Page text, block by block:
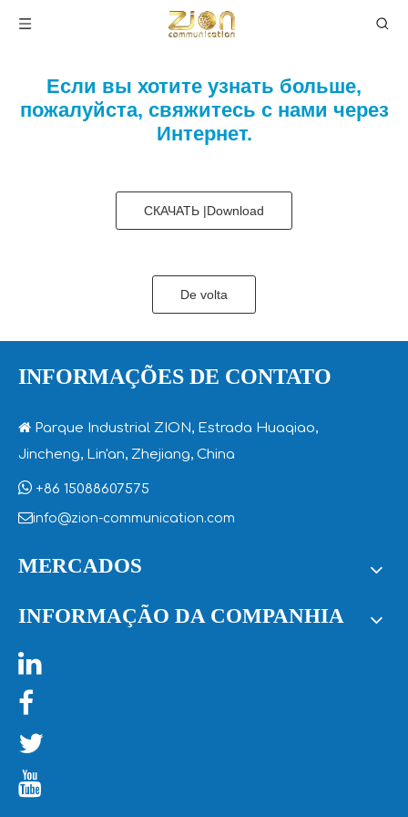
Если вы хотите узнать больше,
пожалуйста, свяжитесь с нами через
Интернет.
СКАЧАТЬ |Download
De volta
INFORMAÇÕES DE CONTATO
 Parque Industrial ZION, Estrada Huaqiao,
Jincheng, Lin'an, Zhejiang, China
 +86 15088607575
info@zion-communication.com
MERCADOS
INFORMAÇÃO DA COMPANHIA



